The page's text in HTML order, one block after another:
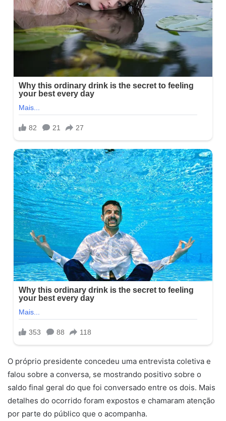
O próprio presidente concedeu uma entrevista coletiva e
falou sobre a conversa, se mostrando positivo sobre o
saldo final geral do que foi conversado entre os dois. Mais
detalhes do ocorrido foram expostos e chamaram atenção
por parte do público que o acompanha.